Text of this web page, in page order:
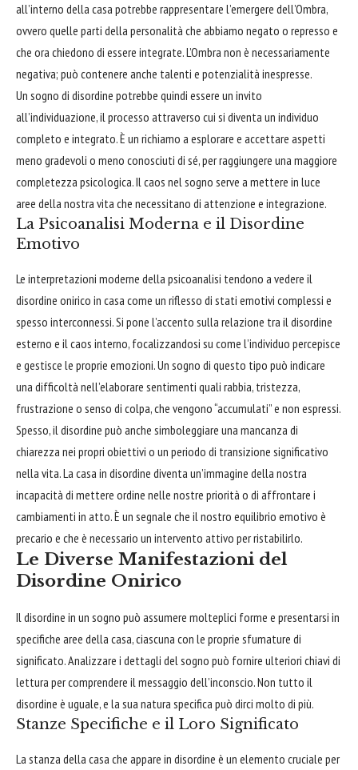
all’interno della casa potrebbe rappresentare l’emergere dell’Ombra,
ovvero quelle parti della personalità che abbiamo negato o represso e
che ora chiedono di essere integrate. L’Ombra non è necessariamente
negativa; può contenere anche talenti e potenzialità inespresse.
Un sogno di disordine potrebbe quindi essere un invito
all’individuazione, il processo attraverso cui si diventa un individuo
completo e integrato. È un richiamo a esplorare e accettare aspetti
meno gradevoli o meno conosciuti di sé, per raggiungere una maggiore
completezza psicologica. Il caos nel sogno serve a mettere in luce
aree della nostra vita che necessitano di attenzione e integrazione.
La Psicoanalisi Moderna e il Disordine
Emotivo
Le interpretazioni moderne della psicoanalisi tendono a vedere il
disordine onirico in casa come un riflesso di stati emotivi complessi e
spesso interconnessi. Si pone l’accento sulla relazione tra il disordine
esterno e il caos interno, focalizzandosi su come l’individuo percepisce
e gestisce le proprie emozioni. Un sogno di questo tipo può indicare
una difficoltà nell’elaborare sentimenti quali rabbia, tristezza,
frustrazione o senso di colpa, che vengono “accumulati” e non espressi.
Spesso, il disordine può anche simboleggiare una mancanza di
chiarezza nei propri obiettivi o un periodo di transizione significativo
nella vita. La casa in disordine diventa un’immagine della nostra
incapacità di mettere ordine nelle nostre priorità o di affrontare i
cambiamenti in atto. È un segnale che il nostro equilibrio emotivo è
precario e che è necessario un intervento attivo per ristabilirlo.
Le Diverse Manifestazioni del
Disordine Onirico
Il disordine in un sogno può assumere molteplici forme e presentarsi in
specifiche aree della casa, ciascuna con le proprie sfumature di
significato. Analizzare i dettagli del sogno può fornire ulteriori chiavi di
lettura per comprendere il messaggio dell’inconscio. Non tutto il
disordine è uguale, e la sua natura specifica può dirci molto di più.
Stanze Specifiche e il Loro Significato
La stanza della casa che appare in disordine è un elemento cruciale per